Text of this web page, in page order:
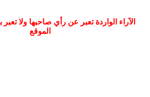
الآراء الواردة تعبر عن رأي صاحبها ولا
الموقع